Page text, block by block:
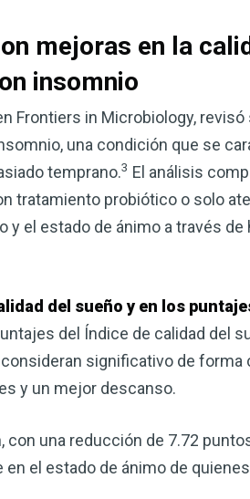
mejoras en la
insomnio
Frontiers in Microbiology,
una condición que se
temprano.3 El análisis
tratamiento probiótico o solo
y el estado de ánimo a través
del sueño y en los
del Índice de calidad del
significativo de forma
y un mejor descanso.
una reducción de 7.72
en el estado de ánimo de